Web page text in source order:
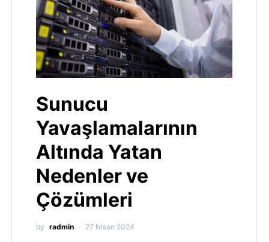
Sunucu
Yavaşlamalarının
Altında Yatan
Nedenler ve
Çözümleri
by radmin 27 Nisan 2024